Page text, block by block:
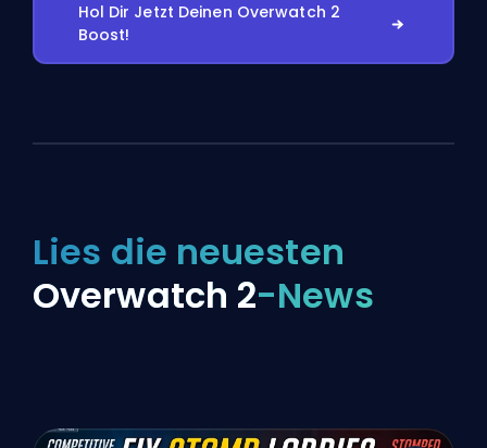
Hol Dir Jetzt Deinen Overwatch 2
Boost!
Lies die neuesten
Overwatch 2-News